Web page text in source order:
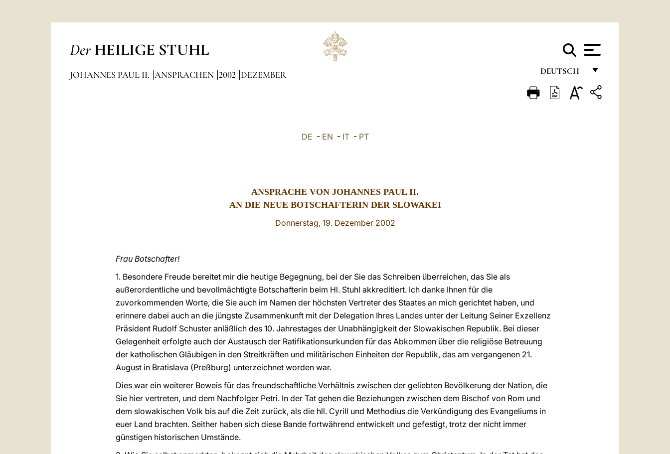
Der HEILIGE STUHL
DEUTSCH
FRANÇAIS
JOHANNES PAUL II. ANSPRACHEN 2002 DEZEMBER
DE - EN - IT- PT
ANSPRACHE VON JOHANNES PAUL II.
AN DIE NEUE BOTSCHAFTERIN DER SLOWAKEI
Donnerstag, 19. Dezember 2002
Frau Botschafter!
1. Besondere Freude bereitet mir die heutige Begegnung, bei der Sie das Schreiben überreichen, das Sie als
außerordentliche und bevollmächtigte Botschafterin beim Hl. Stuhl akkreditiert. Ich danke Ihnen für die
zuvorkommenden Worte, die Sie auch im Namen der höchsten Vertreter des Staates an mich gerichtet haben, und
erinnere dabei auch an die jüngste Zusammenkunft mit der Delegation Ihres Landes unter der Leitung Seiner Exzellenz
Präsident Rudolf Schuster anläßlich des 10. Jahrestages der Unabhängigkeit der Slowakischen Republik. Bei dieser
Gelegenheit erfolgte auch der Austausch der Ratifikationsurkunden für das Abkommen über die religiöse Betreuung
der katholischen Gläubigen in den Streitkräften und militärischen Einheiten der Republik, das am vergangenen 21.
August in Bratislava (Preßburg) unterzeichnet worden war.
Dies war ein weiterer Beweis für das freundschaftliche Verhältnis zwischen der geliebten Bevölkerung der Nation, die
Sie hier vertreten, und dem Nachfolger Petri. In der Tat gehen die Beziehungen zwischen dem Bischof von Rom und
dem slowakischen Volk bis auf die Zeit zurück, als die hll. Cyrill und Methodius die Verkündigung des Evangeliums in
euer Land brachten. Seither haben sich diese Bande fortwährend entwickelt und gefestigt, trotz der nicht immer
günstigen historischen Umstände.